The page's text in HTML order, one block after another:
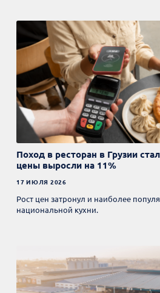
Поход в ресторан в Грузии
цены выросли на 11%
17 ИЮЛЯ 2026
Рост цен затронул и наиболее
национальной кухни.